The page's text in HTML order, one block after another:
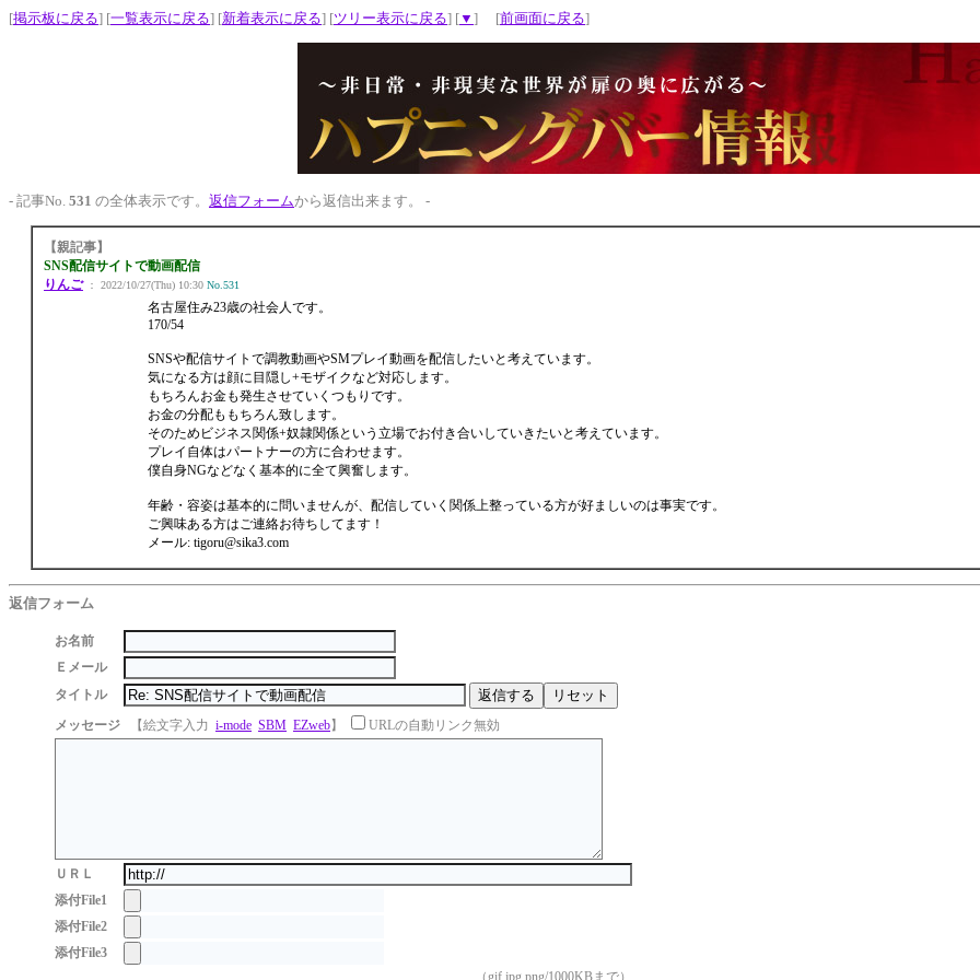
[掲示板に戻る] [一覧表示に戻る] [新着表示に戻る] [ツリー表示に戻る] [▼ ] [前画面に戻る]
- 記事No. 531 の全体表示です。 返信フォームから返信出来ます。 -
【親記事】
SNS配信サイトで動画配信
りんご： 2022/10/27(Thu) 10:30 No.531
名古屋住み23歳の社会人です。
170/54
SNSや配信サイトで調教動画やSMプレイ動画を配信したいと考えています。
気になる方は顔に目隠し+モザイクなど対応します。
もちろんお金も発生させていくつもりです。
お金の分配ももちろん致します。
そのためビジネス関係+奴隷関係という立場でお付き合いしていきたいと考えています。
プレイ自体はパートナーの方に合わせます。
僕自身NGなどなく基本的に全て興奮します。
年齢・容姿は基本的に問いませんが、配信していく関係上整っている方が好ましいのは事実です。
ご興味ある方はご連絡お待ちしてます！
メール: tigoru@sika3.com
返信フォーム
お名前
Ｅメール
タイトル
メッセージ
【絵文字入力 i-mode SBM EZweb】 URLの自動リンク無効
ＵＲＬ
添付File1
添付File2
添付File3
（gif jpg png/1000KBまで）